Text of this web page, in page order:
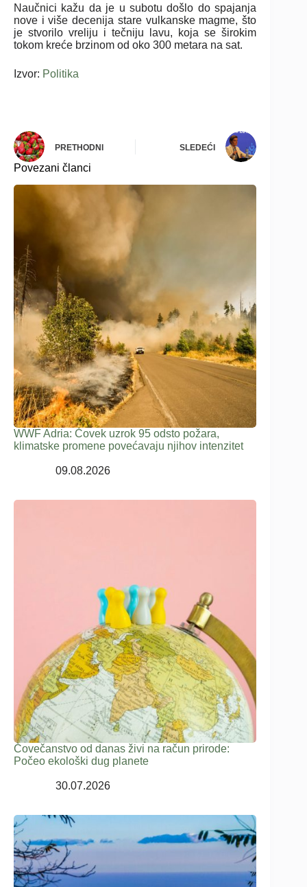
Naučnici kažu da je u subotu došlo do spajanja
nove i više decenija stare vulkanske magme, što
je stvorilo vreliju i tečniju lavu, koja se širokim
tokom kreće brzinom od oko 300 metara na sat.
Izvor: Politika
PRETHODNI SLEDEĆI
Povezani članci
WWF Adria: Čovek uzrok 95 odsto požara,
klimatske promene povećavaju njihov intenzitet
09.08.2026
Čovečanstvo od danas živi na račun prirode:
Počeo ekološki dug planete
30.07.2026